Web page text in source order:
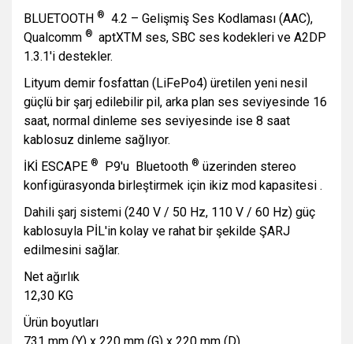
BLUETOOTH ® 4.2 – Gelişmiş Ses Kodlaması (AAC),
Qualcomm ® aptXTM ses, SBC ses kodekleri ve A2DP
1.3.1'i destekler.
Lityum demir fosfattan (LiFePo4) üretilen yeni nesil
güçlü bir şarj edilebilir pil, arka plan ses seviyesinde 16
saat, normal dinleme ses seviyesinde ise 8 saat
kablosuz dinleme sağlıyor.
İKİ ESCAPE ® P9'u Bluetooth ® üzerinden stereo
konfigürasyonda birleştirmek için ikiz mod kapasitesi .
Dahili şarj sistemi (240 V / 50 Hz, 110 V / 60 Hz) güç
kablosuyla PİL'in kolay ve rahat bir şekilde ŞARJ
edilmesini sağlar.
Net ağırlık
12,30 KG
Ürün boyutları